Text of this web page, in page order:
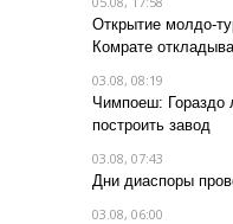
Открытие молдо-
Комрате
03.08, 08:19
Чимпоеш: Гораздо
построить завод
03.08, 07:43
Дни диаспоры
03.08, 06:00